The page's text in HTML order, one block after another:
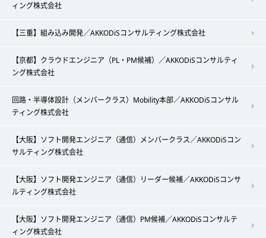
ィング株式会社
【三重】組み込み開発／AKKODiSコンサルティング株式会社
【京都】クラウドエンジニア（PL・PM候補）／AKKODiSコンサルティ
ング株式会社
回路・半導体設計（メンバークラス）Mobility本部／AKKODiSコンサル
ティング株式会社
【大阪】ソフト開発エンジニア（通信）メンバークラス／AKKODiSコン
サルティング株式会社
【大阪】ソフト開発エンジニア（通信）リーダー候補／AKKODiSコンサ
ルティング株式会社
【大阪】ソフト開発エンジニア（通信）PM候補／AKKODiSコンサルテ
ィング株式会社